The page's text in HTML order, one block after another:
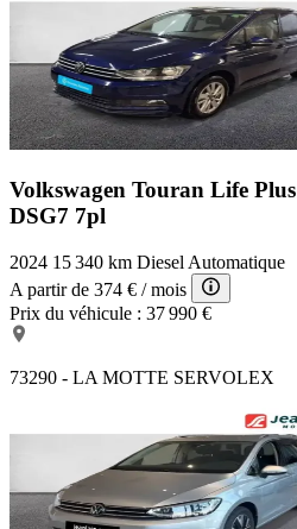
Volkswagen Touran Life Plus
DSG7 7pl
2024 15 340 km Diesel Automatique
A partir de 374 € / mois
Prix du véhicule : 37 990 €
73290 - LA MOTTE SERVOLEX